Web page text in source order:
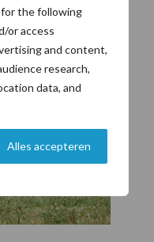
the following
or access
and content,
research,
data, and
Alles accepteren